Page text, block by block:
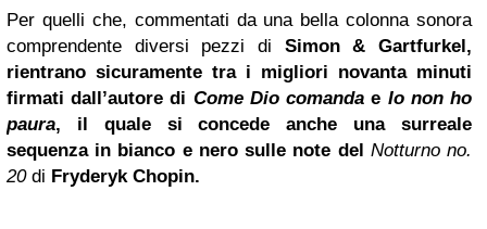
Per quelli che, commentati da una bella colonna sonora
comprendente diversi pezzi di Simon & Gartfurkel,
rientrano sicuramente tra i migliori novanta minuti
firmati dall’autore di Come Dio comanda e Io non ho
paura, il quale si concede anche una surreale
sequenza in bianco e nero sulle note del Notturno no.
20di Fryderyk Chopin.